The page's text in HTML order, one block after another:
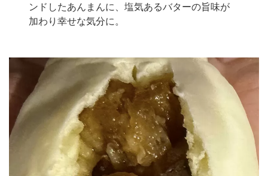
ンドしたあんまんに、塩気あるバターの旨味が
加わり幸せな気分に。